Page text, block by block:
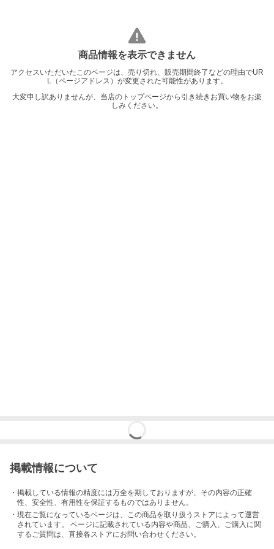
商品情報を表示できません
アクセスいただいたこのページは、売り切れ、販売期間終了などの理由でUR
L（ページアドレス）が変更された可能性があります。
大変申し訳ありませんが、当店のトップページから引き続きお買い物をお楽
しみください。
掲載情報について
・掲載している情報の精度には万全を期しておりますが、その内容の正確
性、安全性、有用性を保証するものではありません。
・現在ご覧になっているページは、この商品を取り扱うストアによって運営
されています。 ページに記載されている内容や商品、ご購入 、ご購入に関
するご質問は、直接各ストアにお問い合わせください。